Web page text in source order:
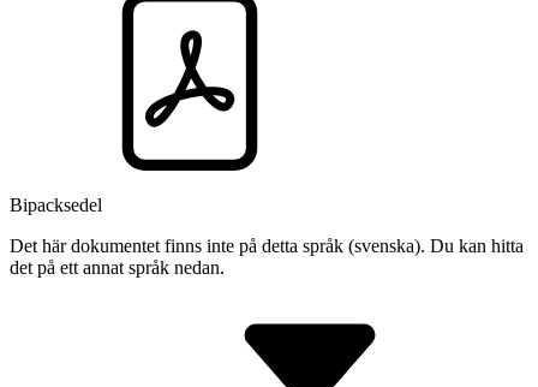
Bipacksedel
Det här dokumentet finns inte på detta språk (svenska). Du kan hitta
det på ett annat språk nedan.